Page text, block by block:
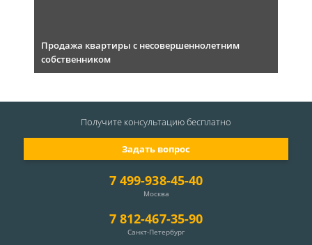
Продажа квартиры с несовершеннолетним
собственником
7 499-938-45-40
Москва
7 812-467-35-90
Санкт-Петербург
Задать вопрос
Получите консультациюбесплатно